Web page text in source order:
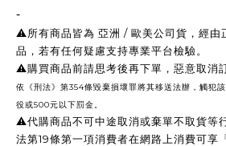
-
⚠️所有商品皆為 亞洲 / 歐美公司貨，經由
品，若有任何疑慮支持專業平台檢驗。
⚠️購買商品前請思考後再下單，惡意取消
依《刑法》第354條毀棄損壞罪將其移送法辦，觸犯
役或500元以下罰金。
⚠️代購商品不可中途取消或棄單不取貨等
法第19條第一項消費者在網路上消費可享